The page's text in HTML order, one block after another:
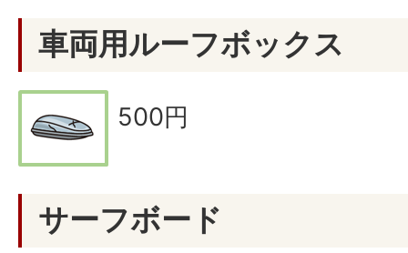
車両用ルーフボックス
500円
サーフボード